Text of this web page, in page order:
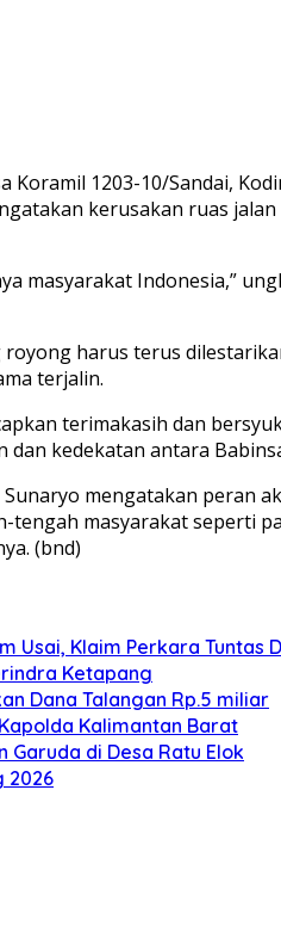
Koramil 1203-10/Sandai,
kerusakan ruas
masyarakat Indonesia,”
harus terus
terjalin.
terimakasih dan
dan kedekatan antara
Sunaryo mengatakan
tengah masyarakat
(bnd)
Usai, Klaim Perkara Tuntas
Ketapang
Dana Talangan Rp.5 miliar
Kalimantan Barat
di Desa Ratu Elok
2026